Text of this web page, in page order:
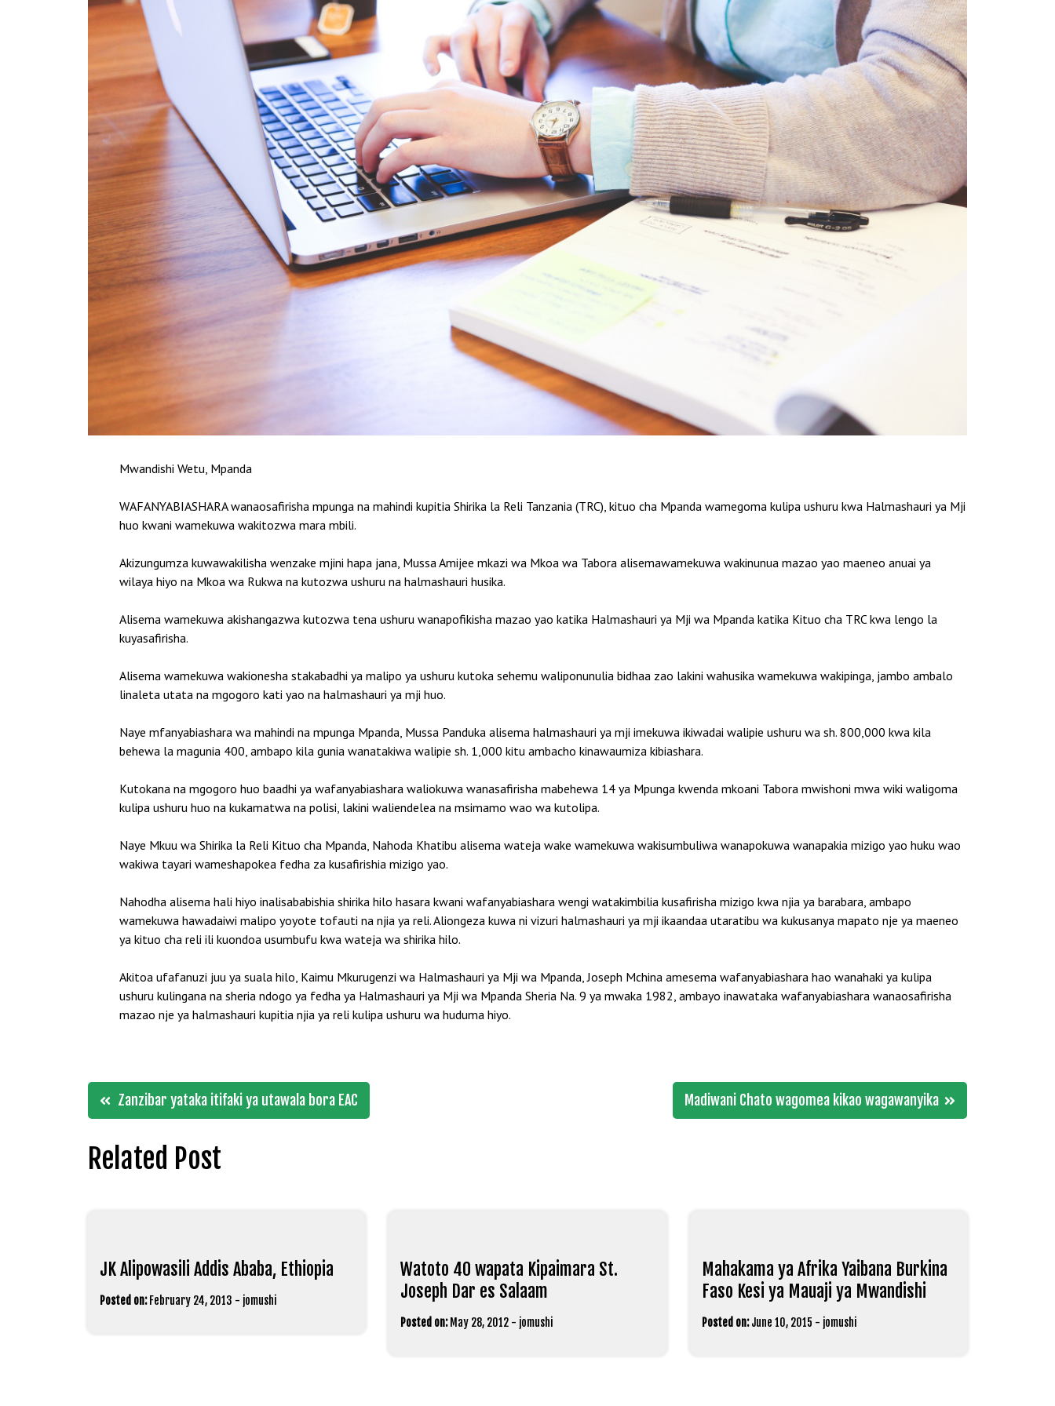
Mwandishi Wetu, Mpanda
WAFANYABIASHARA wanaosafirisha mpunga na mahindi kupitia Shirika la Reli Tanzania (TRC), kituo cha Mpanda wamegoma kulipa ushuru kwa Halmashauri ya Mji
huo kwani wamekuwa wakitozwa mara mbili.
Akizungumza kuwawakilisha wenzake mjini hapa jana, Mussa Amijee mkazi wa Mkoa wa Tabora alisemawamekuwa wakinunua mazao yao maeneo anuai ya
wilaya hiyo na Mkoa wa Rukwa na kutozwa ushuru na halmashauri husika.
Alisema wamekuwa akishangazwa kutozwa tena ushuru wanapofikisha mazao yao katika Halmashauri ya Mji wa Mpanda katika Kituo cha TRC kwa lengo la
kuyasafirisha.
Alisema wamekuwa wakionesha stakabadhi ya malipo ya ushuru kutoka sehemu waliponunulia bidhaa zao lakini wahusika wamekuwa wakipinga, jambo ambalo
linaleta utata na mgogoro kati yao na halmashauri ya mji huo.
Naye mfanyabiashara wa mahindi na mpunga Mpanda, Mussa Panduka alisema halmashauri ya mji imekuwa ikiwadai walipie ushuru wa sh. 800,000 kwa kila
behewa la magunia 400, ambapo kila gunia wanatakiwa walipie sh. 1,000 kitu ambacho kinawaumiza kibiashara.
Kutokana na mgogoro huo baadhi ya wafanyabiashara waliokuwa wanasafirisha mabehewa 14 ya Mpunga kwenda mkoani Tabora mwishoni mwa wiki waligoma
kulipa ushuru huo na kukamatwa na polisi, lakini waliendelea na msimamo wao wa kutolipa.
Naye Mkuu wa Shirika la Reli Kituo cha Mpanda, Nahoda Khatibu alisema wateja wake wamekuwa wakisumbuliwa wanapokuwa wanapakia mizigo yao huku wao
wakiwa tayari wameshapokea fedha za kusafirishia mizigo yao.
Nahodha alisema hali hiyo inalisababishia shirika hilo hasara kwani wafanyabiashara wengi watakimbilia kusafirisha mizigo kwa njia ya barabara, ambapo
wamekuwa hawadaiwi malipo yoyote tofauti na njia ya reli. Aliongeza kuwa ni vizuri halmashauri ya mji ikaandaa utaratibu wa kukusanya mapato nje ya maeneo
ya kituo cha reli ili kuondoa usumbufu kwa wateja wa shirika hilo.
Akitoa ufafanuzi juu ya suala hilo, Kaimu Mkurugenzi wa Halmashauri ya Mji wa Mpanda, Joseph Mchina amesema wafanyabiashara hao wanahaki ya kulipa
ushuru kulingana na sheria ndogo ya fedha ya Halmashauri ya Mji wa Mpanda Sheria Na. 9 ya mwaka 1982, ambayo inawataka wafanyabiashara wanaosafirisha
mazao nje ya halmashauri kupitia njia ya reli kulipa ushuru wa huduma hiyo.
Post
navigation
Zanzibar yataka itifaki ya utawala bora EAC Madiwani Chato wagomea kikao wagawanyika
Related Post
JK Alipowasili Addis Ababa, Ethiopia
Posted on: February 24, 2013 - jomushi
Watoto 40 wapata Kipaimara St.
Joseph Dar es Salaam
Posted on: May 28, 2012 - jomushi
Mahakama ya Afrika Yaibana Burkina
Faso Kesi ya Mauaji ya Mwandishi
Posted on: June 10, 2015 - jomushi